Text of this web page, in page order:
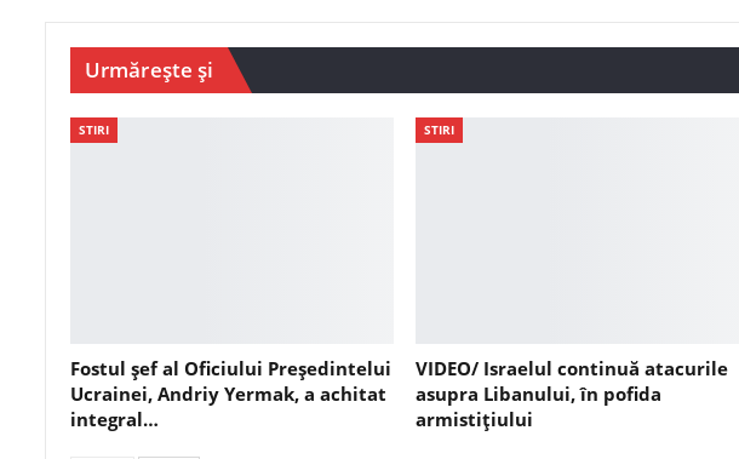
Urmărește și
STIRI
Fostul șef al Oficiului Președintelui
Ucrainei, Andriy Yermak, a achitat
integral…
STIRI
VIDEO/ Israelul continuă atacurile
asupra Libanului, în pofida
armistițiului